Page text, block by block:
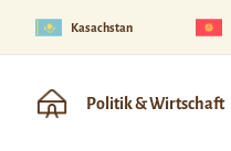
Kasachstan
Politik & Wirtschaft